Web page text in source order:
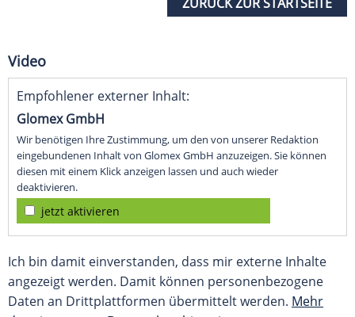
Video
Empfohlener externer Inhalt:
Glomex GmbH
Wir benötigen Ihre Zustimmung, um den von unserer Redaktion
eingebundenen Inhalt von Glomex GmbH anzuzeigen. Sie können
diesen mit einem Klick anzeigen lassen und auch wieder
deaktivieren.
jetzt aktivieren
Ich bin damit einverstanden, dass mir externe Inhalte
angezeigt werden. Damit können personenbezogene
Daten an Drittplattformen übermittelt werden. Mehr